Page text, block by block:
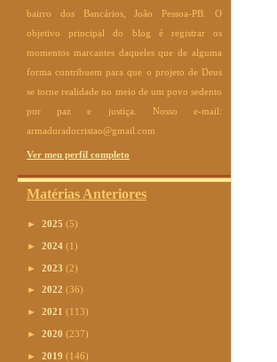
bairro dos Bancários, João Pessoa-PB. O
objetivo principal do blog é registrar os
momentos marcantes daqueles que de alguma
forma contribuem para que o projeto de Deus
se torne realidade no meio de um povo sedento
por paz e justiça. Nosso e-mail:
armaduradocristao@gmail.com
Ver meu perfil completo
Matérias Anteriores
► 2025 (5)
► 2024 (1)
► 2023 (2)
► 2022 (36)
► 2021 (113)
► 2020 (237)
► 2019 (146)